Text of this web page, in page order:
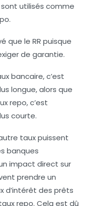
utilisés comme
que le RR puisque
de garantie.
bancaire, c’est
longue, alors que
repo, c’est
courte.
taux puissent
banques
impact direct sur
prendre un
d’intérêt des prêts
repo. Cela est dû